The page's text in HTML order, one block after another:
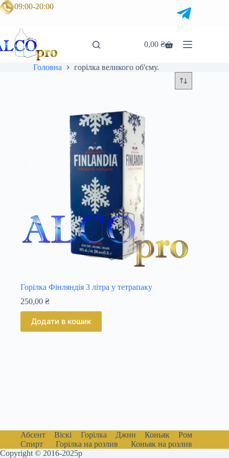
Перейти
до
09:00-20:00
Кошик
0,00₴
Головна горілка великого об'єму.
Горілка Фінляндія 3 літра у тетрапаку
250,00 ₴
Додати в кошик
Абсент Віскі Горілка Джин Коньяк
Ром
Спирт
Горілка на розлив
Коньяк на розлив
Copyright © 2016-2025р